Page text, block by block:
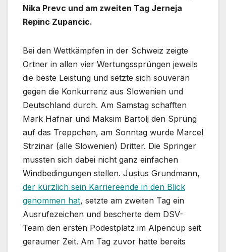
Nika Prevc und am zweiten Tag Jerneja
Repinc Zupancic.
Bei den Wettkämpfen in der Schweiz zeigte
Ortner in allen vier Wertungssprüngen jeweils
die beste Leistung und setzte sich souverän
gegen die Konkurrenz aus Slowenien und
Deutschland durch. Am Samstag schafften
Mark Hafnar und Maksim Bartolj den Sprung
auf das Treppchen, am Sonntag wurde Marcel
Strzinar (alle Slowenien) Dritter. Die Springer
mussten sich dabei nicht ganz einfachen
Windbedingungen stellen. Justus Grundmann,
der kürzlich sein Karriereende in den Blick
genommen hat, setzte am zweiten Tag ein
Ausrufezeichen und bescherte dem DSV-
Team den ersten Podestplatz im Alpencup seit
geraumer Zeit. Am Tag zuvor hatte bereits